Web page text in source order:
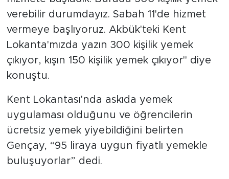
verebilir durumdayız. Sabah 11'de hizmet
vermeye başlıyoruz. Akbük'teki Kent
Lokanta'mızda yazın 300 kişilik yemek
çıkıyor, kışın 150 kişilik yemek çıkıyor" diye
konuştu.
Kent Lokantası'nda askıda yemek
uygulaması olduğunu ve öğrencilerin
ücretsiz yemek yiyebildiğini belirten
Gençay, “95 liraya uygun fiyatlı yemekle
buluşuyorlar” dedi.